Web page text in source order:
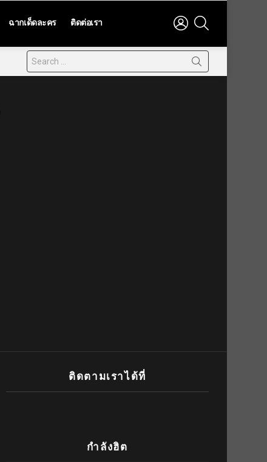
ฉากเด็ดละคร ติดต่อเรา
LOGIN
ติดตามเราได้ที่
กำลังฮิต